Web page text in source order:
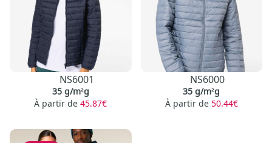
NS6001
35 g/m²g
À partir de45.87€
NS6000
35 g/m²g
À partir de 50.44€